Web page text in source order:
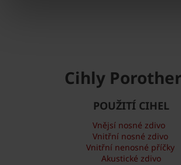
Cihly
POUŽITÍ CIHEL
Vnějsí nosné zdivo
Vnitřní nosné zdivo
Vnitřní nenosné příčky
Akustické zdivo